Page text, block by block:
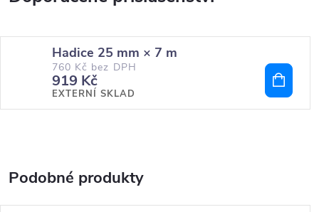
Hadice 25 mm × 7 m
760 Kč bez DPH
919 Kč
EXTERNÍ SKLAD